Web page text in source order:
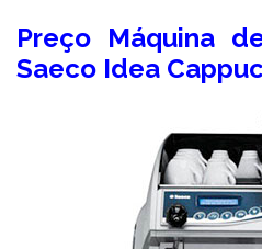
Preço Máquina
Saeco Idea